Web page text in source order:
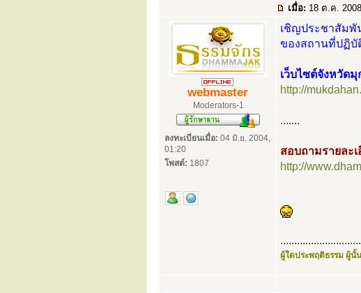
เมื่อ: 18 ต.ค.
webmaster
Moderators-1
ลงทะเบียนเมื่อ: 04 มิ.ย. 2004,
01:20
โพสต์: 1807
เชิญประชาสัมพั
ของสถานที่ปฏิบั
เว็บไซต์จังหวัด
http://
.......
สอบถามรายละ
http://
ผู้ใดประพฤติธรรม ผู้นั้